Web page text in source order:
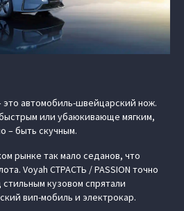
это автомобиль-швейцарский нож.
или убаюкивающе мягким,
– быть скучным.
рынке так мало седанов, что
Voyah СТРАСТЬ / PASSION точно
кузовом спрятали
вип-мобиль и электрокар.